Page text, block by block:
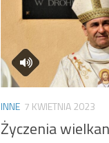
INNE 7 KWIETNIA 2023
Życzenia